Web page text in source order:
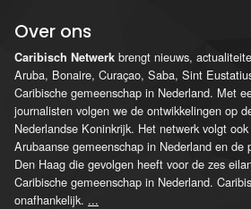
Over ons
Caribisch Netwerk brengt nieuws,
Aruba, Bonaire, Curaçao, Saba, Sint
Caribische gemeenschap in Nederland. Met
journalisten volgen we de ontwikkelingen op
Nederlandse Koninkrijk. Het netwerk volgt
Arubaanse gemeenschap in Nederland en de
Den Haag die gevolgen heeft voor de zes
Caribische gemeenschap in Nederland.
onafhankelijk. ...